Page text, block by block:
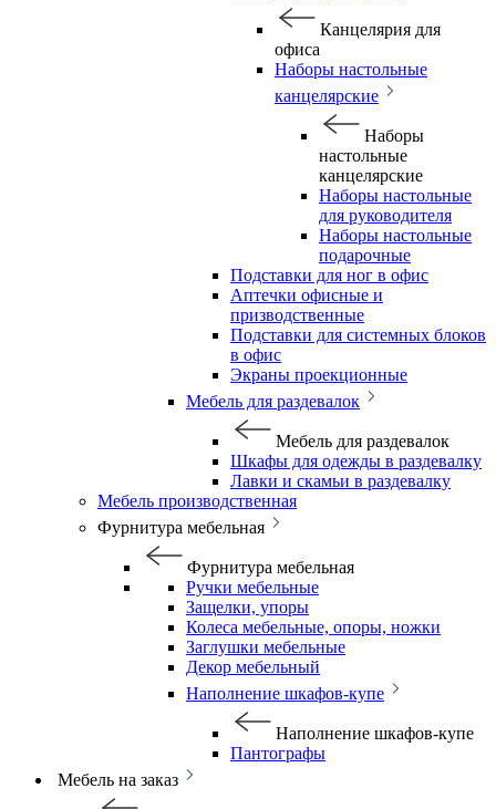
Канцелярия для
офиса
Наборы настольные
канцелярские
Наборы
настольные
канцелярские
Наборы настольные
для руководителя
Наборы настольные
подарочные
Подставки для ног в офис
Аптечки офисные и
призводственные
Подставки для системных блоков
в офис
Экраны проекционные
Мебель для раздевалок
Мебель для раздевалок
Шкафы для одежды в раздевалку
Лавки и скамьи в раздевалку
Мебель производственная
Фурнитура мебельная
Фурнитура мебельная
Ручки мебельные
Защелки, упоры
Колеса мебельные, опоры, ножки
Заглушки мебельные
Декор мебельный
Наполнение шкафов-купе
Наполнение шкафов-купе
Пантографы
Мебель на заказ